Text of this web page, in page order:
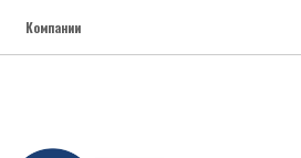
Компании